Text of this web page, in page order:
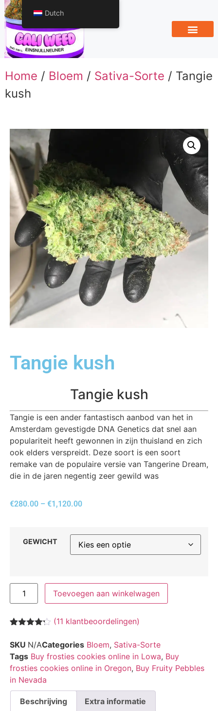
Home / Bloem / Sativa-Sorte / Tangie
kush
Tangie kush
Tangie kush
Tangie is een ander fantastisch aanbod van het in
Amsterdam gevestigde DNA Genetics dat snel aan
populariteit heeft gewonnen in zijn thuisland en zich
ook elders verspreidt. Deze soort is een soort
remake van de populaire versie van Tangerine Dream,
die in de jaren negentig zeer gewild was
€280.00 – €1,120.00
GEWICHT
Toevoegen aan winkelwagen
4.18 op 5
gebaseerd
op
klantbeoordelingen
(11 klantbeoordelingen)
SKU N/ACategories Bloem, Sativa-Sorte
Tags Buy frosties cookies online in Lowa, Buy
frosties cookies online in Oregon, Buy Fruity Pebbles
in Nevada
Beschrijving Extra informatie
Dutch